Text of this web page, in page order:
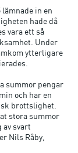
in en
hade då
vara ett så
Under
ytterligare
summor pengar
och har en
brottslighet.
stora summor
svart
Nils Råby,